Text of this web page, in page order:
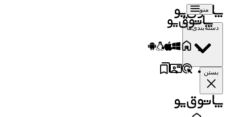
منو
دسته‌بندی‌ها
بستن